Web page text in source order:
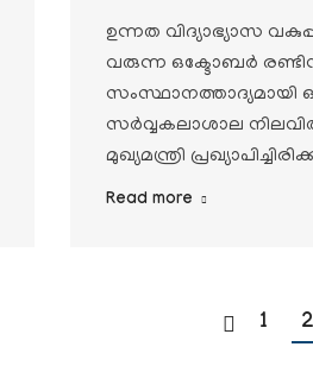
ഉന്നത വിദ്യാഭ്യാസ
വരുന്ന ഒക്ടോബര്‍
സംസ്ഥാനത്താദ്യമായി
സര്‍വ്വകലാശാല
മുഖ്യമന്ത്രി
Read more
1 2